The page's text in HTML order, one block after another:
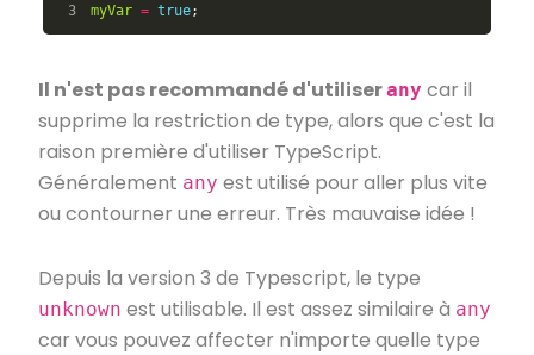
3
myVar = true;
Il n'est pas recommandé d'utiliserany car il
supprime la restriction de type, alors que c'est la
raison première d'utiliser TypeScript.
Généralement any est utilisé pour aller plus vite
ou contourner une erreur. Très mauvaise idée !
Depuis la version 3 de Typescript, le type
unknown est utilisable. Il est assez similaire à any
car vous pouvez affecter n'importe quelle type